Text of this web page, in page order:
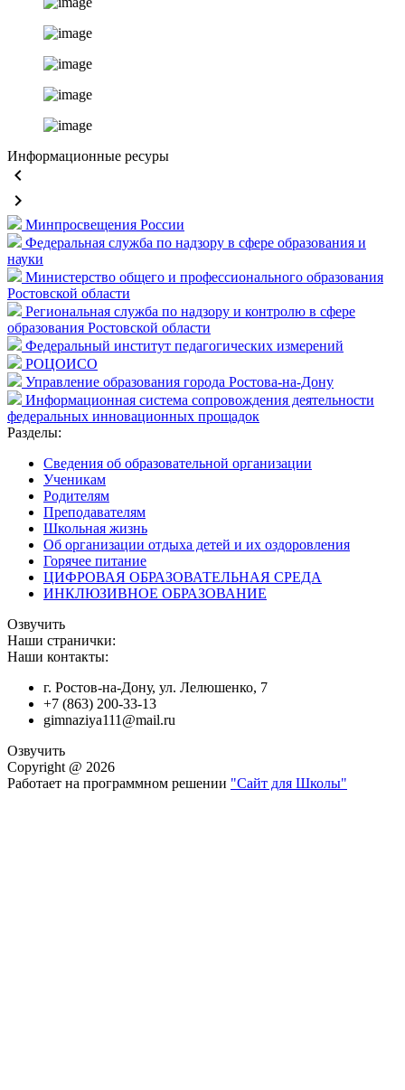
Информационные ресуры
keyboard_arrow_left
keyboard_arrow_right
Минпросвещения России
Федеральная служба по надзору в сфере образования и
науки
Министерство общего и профессионального образования
Ростовской области
Региональная служба по надзору и контролю в сфере
образования Ростовской области
Федеральный институт педагогических измерений
РОЦОИСО
Управление образования города Ростова-на-Дону
Информационная система сопровождения деятельности
федеральных инновационных прощадок
Разделы:
Сведения об образовательной организации
Ученикам
Родителям
Преподавателям
Школьная жизнь
Об организации отдыха детей и их оздоровления
Горячее питание
ЦИФРОВАЯ ОБРАЗОВАТЕЛЬНАЯ СРЕДА
ИНКЛЮЗИВНОЕ ОБРАЗОВАНИЕ
Озвучить
Наши странички:
Наши контакты:
г. Ростов-на-Дону, ул. Лелюшенко, 7
+7 (863) 200-33-13
gimnaziya111@mail.ru
Озвучить
Copyright @ 2026
Работает на программном решении "Сайт для Школы"